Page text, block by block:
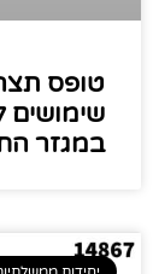
טופס
שימושים
במגזר